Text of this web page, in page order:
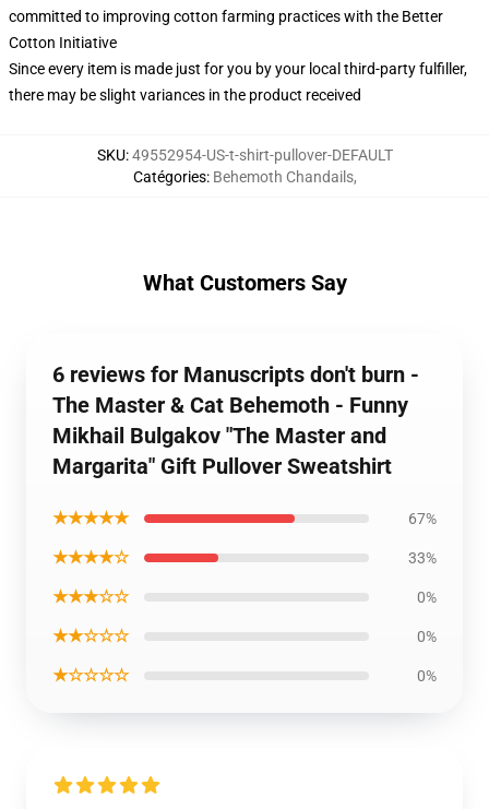
committed to improving cotton farming practices with the Better
Cotton Initiative
Since every item is made just for you by your local third-party fulfiller,
there may be slight variances in the product received
SKU:49552954-US-t-shirt-pullover-DEFAULT
Catégories: Behemoth Chandails,
What Customers Say
6 reviews for Manuscripts don't burn -
The Master & Cat Behemoth - Funny
Mikhail Bulgakov "The Master and
Margarita" Gift Pullover Sweatshirt
★★★★★ 67%
★★★★☆ 33%
★★★☆☆ 0%
★★☆☆☆ 0%
★☆☆☆☆ 0%